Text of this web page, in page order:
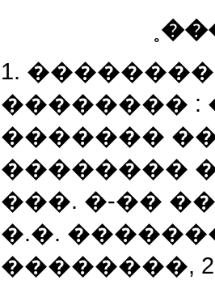
1.
�������� :
�������
��������
���. �-��
�.�.
��������,